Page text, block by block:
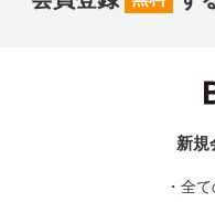
新規
・全